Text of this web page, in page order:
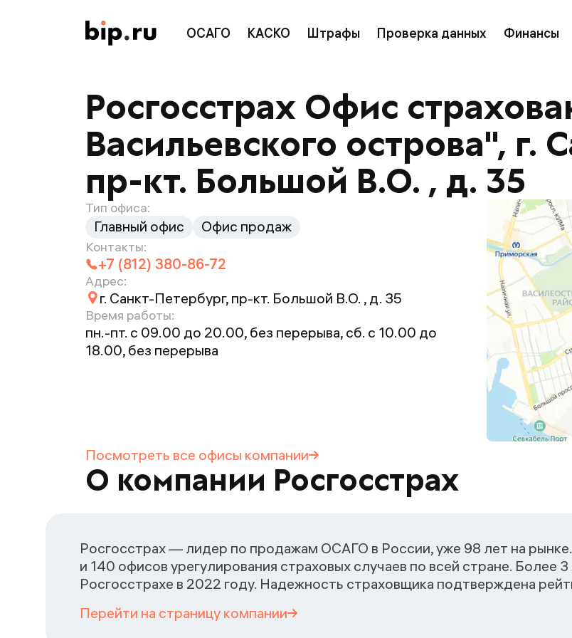
ОСАГО КАСКО Штрафы Проверка данных Финансы
Росгосстрах Офис
Васильевского острова", г.
пр-кт. Большой В.О. , д. 35
Тип офиса:
Главный офис Офис продаж
Контакты:
+7 (812) 380-86-72
Адрес:
г. Санкт-Петербург, пр-кт. Большой В.О. , д. 35
Время работы:
пн.-пт. с 09.00 до 20.00, без перерыва, сб. с 10.00 до
18.00, без перерыва
Посмотреть все офисы компании
О компании Росгосстрах
Росгосстрах — лидер по продажам ОСАГО в России, уже 98 лет на
и 140 офисов урегулирования страховых случаев по всей стране.
Росгосстрахе в 2022 году. Надежность страховщика подтверждена
Перейти на страницу компании